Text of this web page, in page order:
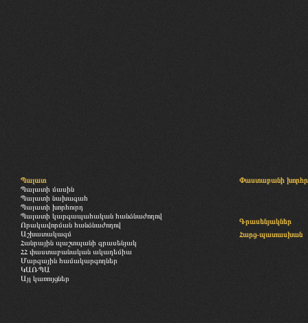
Պալատ
Պալատի մասին
Պալատի նախագահ
Պալատի խորհուրդ
Պալատի կարգապահական հանձնաժողով
Որակավորման հանձնաժողով
Աշխատակազմ
Հանրային պաշտպանի գրասենյակ
ՀՀ փաստաբանական ակադեմիա
Մարզային համակարգողներ
ԿԱՌՊԱ
Այլ կառույցներ
Փաստաբանի
Գրասենյակներ
Հարց-պատասխան